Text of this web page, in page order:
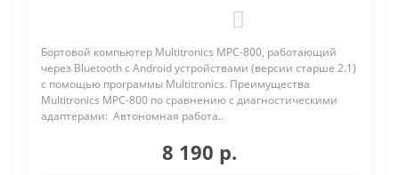
Бортовой компьютер Multitronics MPC-800, работающий
через Bluetooth с Android устройствами (версии старше 2.1)
с помощью программы Multitronics. Преимущества
Multitronics MPC-800 по сравнению с диагностическими
адаптерами: Автономная работа..
8 190 р.